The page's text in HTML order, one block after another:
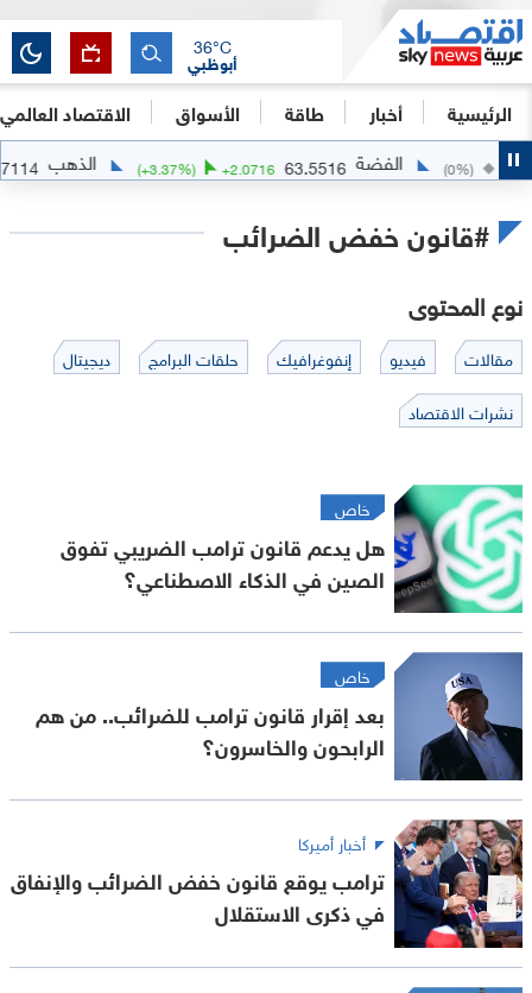
الرئيسية أخبار طاقة الأسواق الاقتصاد العالمي
أبوظبي
36°C
(0 %) الفضة 63.5516
+2.0716
(+3.37 %) الذهب
#قانون خفض الضرائب
نوع المحتوى
مقالات فيديو إنفوغرافيك حلقات البرامج
ديجيتال
نشرات الاقتصاد
خاص
هل يدعم قانون ترامب الضريبي تفوق
الصين في الذكاء الاصطناعي؟
خاص
بعد إقرار قانون ترامب للضرائب.. من هم
الرابحون والخاسرون؟
أخبار أميركا
ترامب يوقع قانون خفض الضرائب والإنفاق
في ذكرى الاستقلال